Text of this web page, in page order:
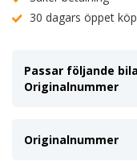
30 dagars öppet köp
Passar följande
Originalnummer
Originalnummer